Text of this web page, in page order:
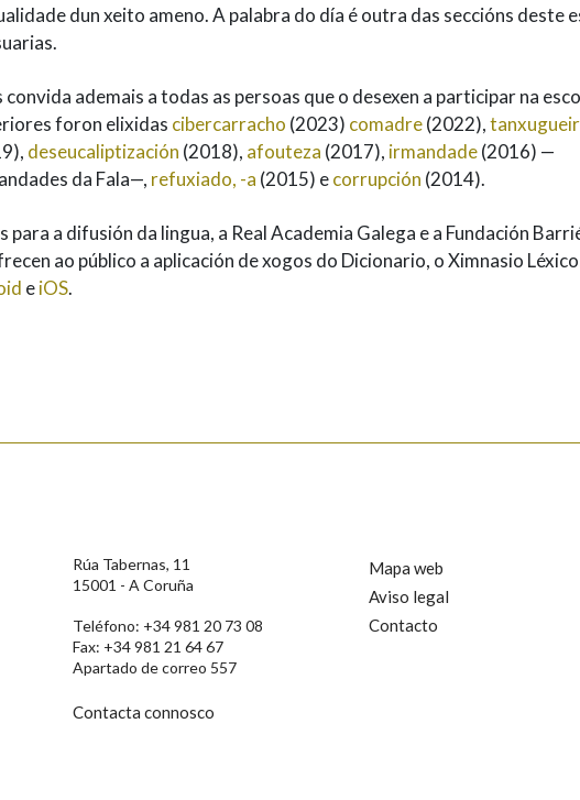
dun xeito ameno. A palabra do día é outra das seccións deste
ademais a todas as persoas que o desexen a participar na
foron elixidas cibercarracho (2023) comadre(2022),
deseucaliptización (2018), afouteza (2017), irmandade(2016) —
da Fala—, refuxiado, -a (2015) ecorrupción (2014).
a difusión da lingua, a Real Academia Galega e a Fundación
ao público a aplicación de xogos do Dicionario, o Ximnasio
eiOS.
Rúa Tabernas, 11
15001 - A Coruña
Teléfono: +34 981 20 73 08
Fax: +34 981 21 64 67
Apartado de correo 557
Contacta connosco
Mapa web
Aviso legal
Contacto